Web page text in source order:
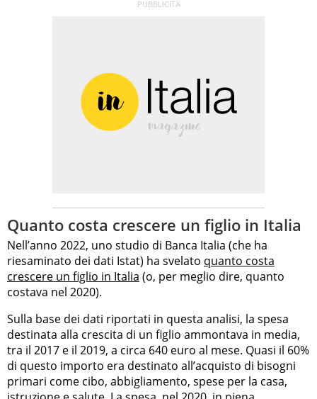
Quanto costa crescere un figlio in Italia
Nell’anno 2022, uno studio di Banca Italia (che ha
riesaminato dei dati Istat) ha svelato quanto costa
crescere un figlio in Italia (o, per meglio dire, quanto
costava nel 2020).
Sulla base dei dati riportati in questa analisi, la spesa
destinata alla crescita di un figlio ammontava in media,
tra il 2017 e il 2019, a circa 640 euro al mese. Quasi il 60%
di questo importo era destinato all’acquisto di bisogni
primari come cibo, abbigliamento, spese per la casa,